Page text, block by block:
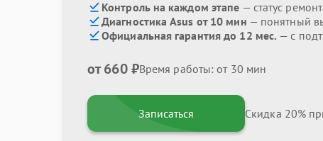
Контроль на каждом этапе — статус
Диагностика Asus от 10 мин — понятный
Официальная гарантия до 12 мес. — с
от 660 ₽Время работы: от 30 мин
Записаться Скидка 20%